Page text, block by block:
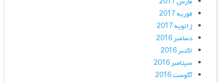
فوریه 2017
ژانویه 2017
دسامبر 2016
اکتبر 2016
سپتامبر 2016
آگوست 2016